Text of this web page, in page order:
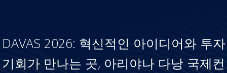
DAVAS 2026: 혁신적인 아이디어와 투자
기회가 만나는 곳, 아리야나 다낭 국제컨